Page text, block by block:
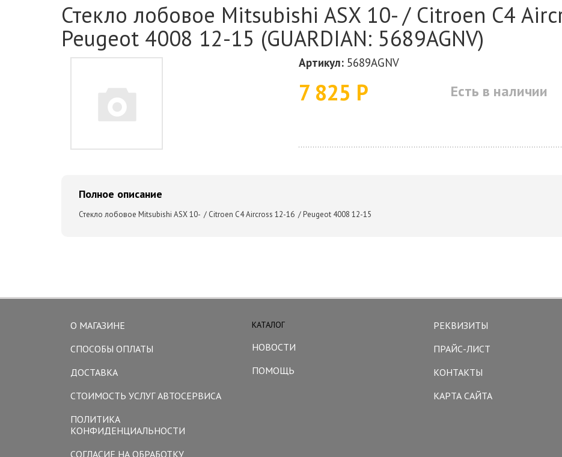
Стекло лобовое Mitsubishi ASX 10- / Citroen C4
Peugeot 4008 12-15 (GUARDIAN: 5689AGNV)
Артикул: 5689AGNV
7 825 Р Есть в наличии
Полное описание
Стекло лобовое Mitsubishi ASX 10- / Citroen C4 Aircross 12-16 / Peugeot 4008 12-15
О МАГАЗИНЕ
СПОСОБЫ ОПЛАТЫ
ДОСТАВКА
СТОИМОСТЬ УСЛУГ АВТОСЕРВИСА
КАТАЛОГ
НОВОСТИ
ПОМОЩЬ
РЕКВИЗИТЫ
ПРАЙС-ЛИСТ
КОНТАКТЫ
КАРТА САЙТА
ПОЛИТИКА
КОНФИДЕНЦИАЛЬНОСТИ
СОГЛАСИЕ НА ОБРАБОТКУ